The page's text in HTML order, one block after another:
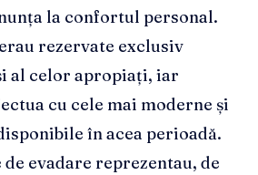
la confortul personal.
rezervate exclusiv
al celor apropiați, iar
cu cele mai moderne și
în acea perioadă.
evadare reprezentau, de